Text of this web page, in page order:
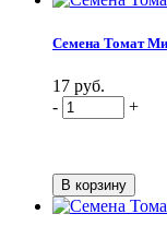
Семена Томат
17 руб.
-
+